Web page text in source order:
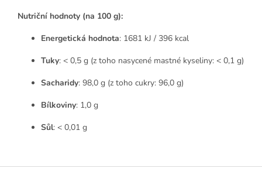
Nutriční hodnoty (na 100 g):
Energetická hodnota: 1681 kJ / 396 kcal
Tuky: < 0,5 g (z toho nasycené mastné kyseliny: < 0,1 g)
Sacharidy: 98,0 g (z toho cukry: 96,0 g)
Bílkoviny: 1,0 g
Sůl: < 0,01 g
Z